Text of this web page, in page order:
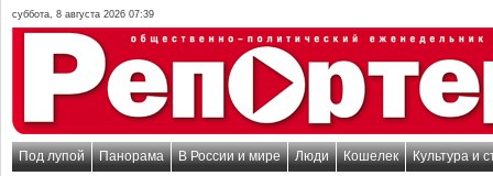
суббота, 8 августа 2026 07:39
Под лупой Панорама В России и мире Люди Кошелек Культура и